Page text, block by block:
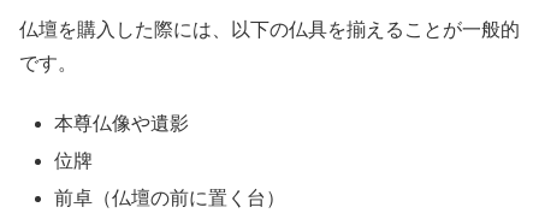
仏壇を購入した際には、以下の仏具を揃えることが一般的
です。
本尊仏像や遺影
位牌
前卓（仏壇の前に置く台）